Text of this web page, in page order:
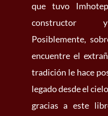
que tuvo
constructor
Posiblemente,
encuentre el
tradición le hace
legado desde el
gracias a este